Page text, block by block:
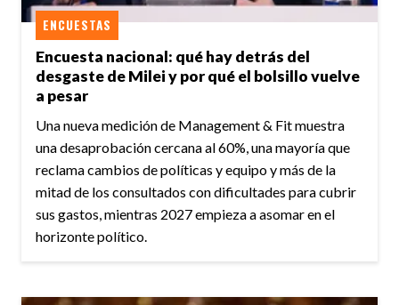
Encuesta nacional: qué hay detrás del
desgaste de Milei y por qué el bolsillo vuelve
a pesar
ENCUESTAS
Una nueva medición de Management & Fit muestra
una desaprobación cercana al 60%, una mayoría que
reclama cambios de políticas y equipo y más de la
mitad de los consultados con dificultades para cubrir
sus gastos, mientras 2027 empieza a asomar en el
horizonte político.